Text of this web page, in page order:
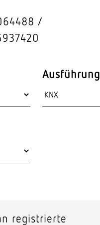
Wand­leuchten
Ausführung
registrierte